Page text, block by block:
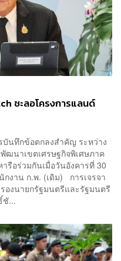
ชะลอโครงการแลนด์
บันทึกข้อตกลงสำคัญ ระหว่าง
ฒนาเขตเศรษฐกิจพิเศษภาค
รือร่วมกันเมื่อวันอังคารที่ 30
งาน ก.พ. (เดิม) การเจรจา
องนายกรัฐมนตรีและรัฐมนตรี
ชั...